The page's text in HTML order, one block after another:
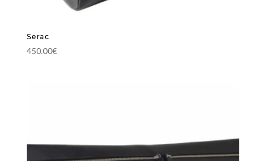
Serac
450.00€